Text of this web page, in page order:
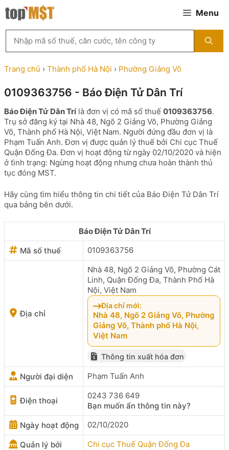
Chuyển
đến
Menu
kiếm
MST
theo
tên
ty,
người
đại
diện
hoặc
mã
số
thuế
...
Trang chủ › Thành phố Hà Nội › Phường Giảng Võ
0109363756 - Báo Điện Tử Dân Trí
Báo Điện Tử Dân Trílà đơn vị có mã số thuế 0109363756.
Trụ sở đăng ký tại Nhà 48, Ngõ 2 Giảng Võ, Phường Giảng
Võ, Thành phố Hà Nội, Việt Nam. Người đứng đầu đơn vị là
Phạm Tuấn Anh. Đơn vị được quản lý thuế bởi Chi cục Thuế
Quận Đống Đa. Đơn vị hoạt động từ ngày 02/10/2020 và hiện
ở tình trạng: Ngừng hoạt động nhưng chưa hoàn thành thủ
tục đóng MST.
Hãy cùng tìm hiểu thông tin chi tiết của Báo Điện Tử Dân Trí
qua bảng bên dưới.
Báo Điện Tử Dân Trí
Mã số thuế
0109363756
Địa chỉ
Nhà 48, Ngõ 2 Giảng Võ, Phường Cát
Linh, Quận Đống Đa, Thành Phố Hà
Nội, Việt Nam
Địa chỉ mới:
Nhà 48, Ngõ 2 Giảng Võ, Phường
Giảng Võ, Thành phố Hà Nội,
Việt Nam
Thông tin xuất hóa đơn
Người đại diện Phạm Tuấn Anh
Điện thoại
0243 736 649
Bạn muốn ẩn thông tin này?
Ngày hoạt động
02/10/2020
Quản lý bởi Chi cục Thuế Quận Đống Đa